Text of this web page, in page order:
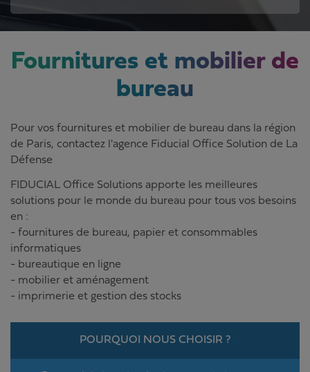
Fournitures et mobilier de
bureau
Pour vos fournitures et mobilier de bureau dans la région
de Paris, contactez l'agence Fiducial Office Solution de La
Défense
FIDUCIAL Office Solutions apporte les meilleures
solutions pour le monde du bureau pour tous vos besoins
en :
- fournitures de bureau, papier et consommables
informatiques
- bureautique en ligne
- mobilier et aménagement
- imprimerie et gestion des stocks
POURQUOI NOUS CHOISIR ?